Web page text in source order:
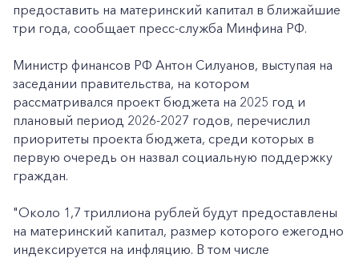
предоставить на материнский капитал в ближайшие
три года, сообщает пресс-служба Минфина РФ.
Министр финансов РФ Антон Силуанов, выступая на
заседании правительства, на котором
рассматривался проект бюджета на 2025 год и
плановый период 2026-2027 годов, перечислил
приоритеты проекта бюджета, среди которых в
первую очередь он назвал социальную поддержку
граждан.
"Около 1,7 триллиона рублей будут предоставлены
на материнский капитал, размер которого ежегодно
индексируется на инфляцию. В том числе